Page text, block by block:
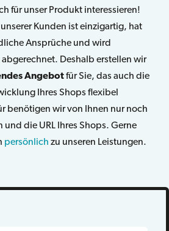
für unser Produkt interessieren!
Kunden ist einzigartig, hat
Ansprüche und wird
Deshalb erstellen wir
Angebotfür Sie, das auch die
Ihres Shops flexibel
benötigen wir von Ihnen nur noch
und die URL Ihres Shops. Gerne
persönlich zu unseren Leistungen.